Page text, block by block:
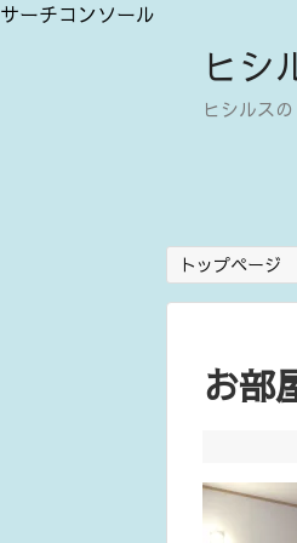
サーチコンソール
ヒシ
ヒシルス
トップページ
お部